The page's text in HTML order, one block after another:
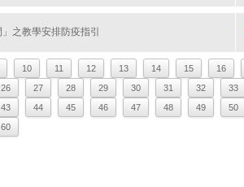
之教學安排防疫指引
10 11 12 13 14 15 16
26 27 28 29 30 31 32 33
43 44 45 46 47 48 49 50
60